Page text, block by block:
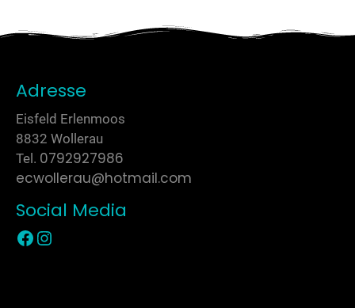
Adresse
Eisfeld Erlenmoos
8832 Wollerau
Tel. 0792927986
ecwollerau@hotmail.com
Social Media
Zur Facebook SeiteZur Instagram Seite